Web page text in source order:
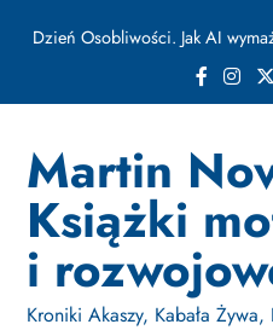
Jak Budować Myślokształty
Jak Projektować i Aktywować
Osiągania Celów w
Dzień Osobliwości. Jak AI
ułamku sekundy
Jak Budować Myślokształty
Jak Projektować i Aktywować
Osiągania Celów w
Martin
Książki
i
Kroniki Akaszy, Kabała